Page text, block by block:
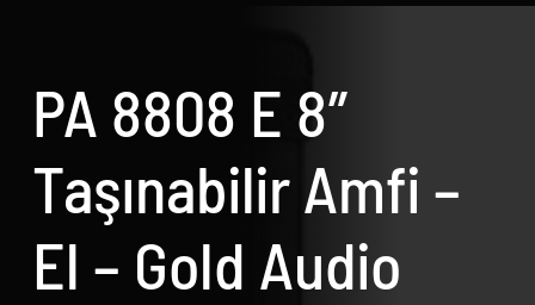
Biz Kimiz
Neler Yaptık
Neler Yapıyoruz?
PA 8808 E 8″
Taşınabilir Amfi –
El – Gold Audio